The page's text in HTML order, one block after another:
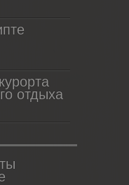
отдыха